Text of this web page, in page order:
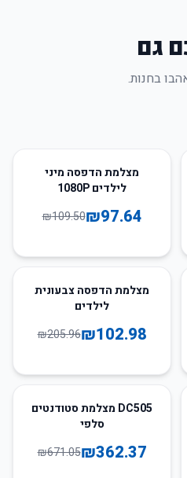
גם
בחנות.
מצלמת הדפסה מיני
לילדים 1080P
₪97.64
₪109.50
50
מצלמת הדפסה צבעונית
לילדים
₪102.98
₪205.96
46%
DC505 מצלמת סטודנטים
סלפי
₪362.37
₪671.05